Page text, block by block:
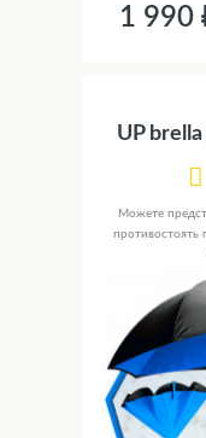
1 990
UP
Можете
противостоять